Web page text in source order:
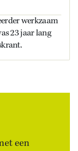
werkzaam
23 jaar lang
een